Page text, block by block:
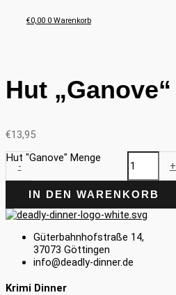
€0,00 0 Warenkorb
Hut „Ganove“
€13,95
-
Hut "Ganove" Menge
+
IN DEN WARENKORB
Güterbahnhofstraße 14,
37073 Göttingen
info@deadly-dinner.de
Krimi Dinner